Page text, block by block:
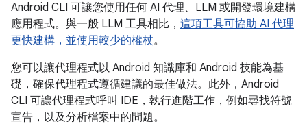
Android CLI 可讓您使用任何 AI 代理、LLM 或開發環境建構
應用程式。與一般 LLM 工具相比， 這項工具可協助 AI 代理
更快建構，並使用較少的權杖。
您可以讓代理程式以 Android 知識庫和 Android 技能為基
礎，確保代理程式遵循建議的最佳做法。此外，Android
CLI 可讓代理程式呼叫 IDE，執行進階工作，例如尋找符號
宣告，以及分析檔案中的問題。